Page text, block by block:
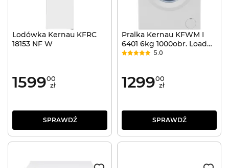
Lodówka Kernau KFRC
18153 NF W
159900
zł
SPRAWDŹ
Pralka Kernau KFWM I
6401 6kg 1000obr. Load
Control Slim
5.0
129900
zł
SPRAWDŹ